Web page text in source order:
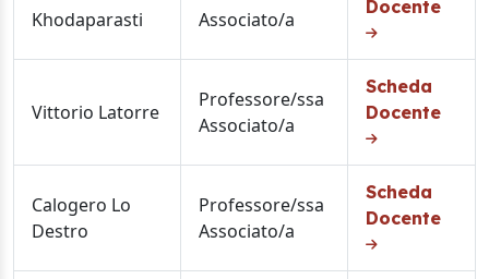
Khodaparasti
Associato/a
Docente
Vittorio Latorre
Professore/ssa
Associato/a
Scheda
Docente
Calogero Lo
Destro
Professore/ssa
Associato/a
Scheda
Docente